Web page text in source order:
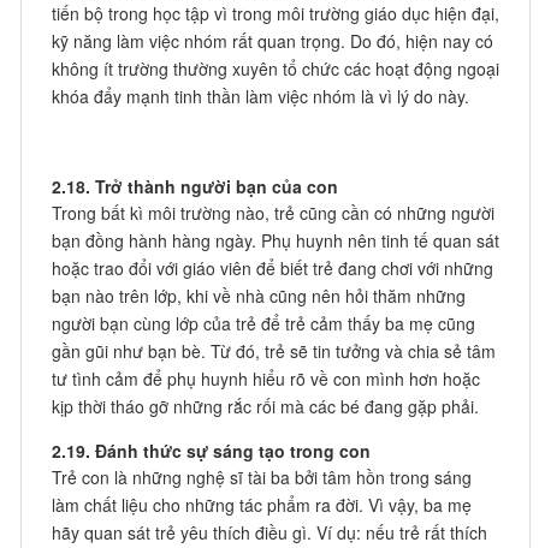
tiến bộ trong học tập vì trong môi trường giáo dục hiện đại,
kỹ năng làm việc nhóm rất quan trọng. Do đó, hiện nay có
không ít trường thường xuyên tổ chức các hoạt động ngoại
khóa đẩy mạnh tinh thần làm việc nhóm là vì lý do này.
2.18. Trở thành người bạn của con
Trong bất kì môi trường nào, trẻ cũng cần có những người
bạn đồng hành hàng ngày. Phụ huynh nên tinh tế quan sát
hoặc trao đổi với giáo viên để biết trẻ đang chơi với những
bạn nào trên lớp, khi về nhà cũng nên hỏi thăm những
người bạn cùng lớp của trẻ để trẻ cảm thấy ba mẹ cũng
gần gũi như bạn bè. Từ đó, trẻ sẽ tin tưởng và chia sẻ tâm
tư tình cảm để phụ huynh hiểu rõ về con mình hơn hoặc
kịp thời tháo gỡ những rắc rối mà các bé đang gặp phải.
2.19. Đánh thức sự sáng tạo trong con
Trẻ con là những nghệ sĩ tài ba bởi tâm hồn trong sáng
làm chất liệu cho những tác phẩm ra đời. Vì vậy, ba mẹ
hãy quan sát trẻ yêu thích điều gì. Ví dụ: nếu trẻ rất thích